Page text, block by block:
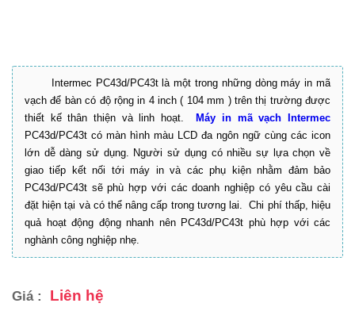
Intermec PC43d/PC43t là một trong những dòng máy in mã
vạch để bàn có độ rộng in 4 inch ( 104 mm ) trên thị trường được
thiết kế thân thiện và linh hoạt.
Máy in mã vạch Intermec
PC43d/PC43t có màn hình màu LCD đa ngôn ngữ cùng các icon
lớn dễ dàng sử dụng. Người sử dụng có nhiều sự lựa chọn về
giao tiếp kết nối tới máy in và các phụ kiện nhằm đảm bảo
PC43d/PC43t sẽ phù hợp với các doanh nghiệp có yêu cầu cài
đặt hiện tại và có thể nâng cấp trong tương lai.
Chi phí thấp, hiệu
quả hoạt động động nhanh nên PC43d/PC43t phù hợp với các
nghành công nghiệp nhẹ.
Giá : Liên hệ